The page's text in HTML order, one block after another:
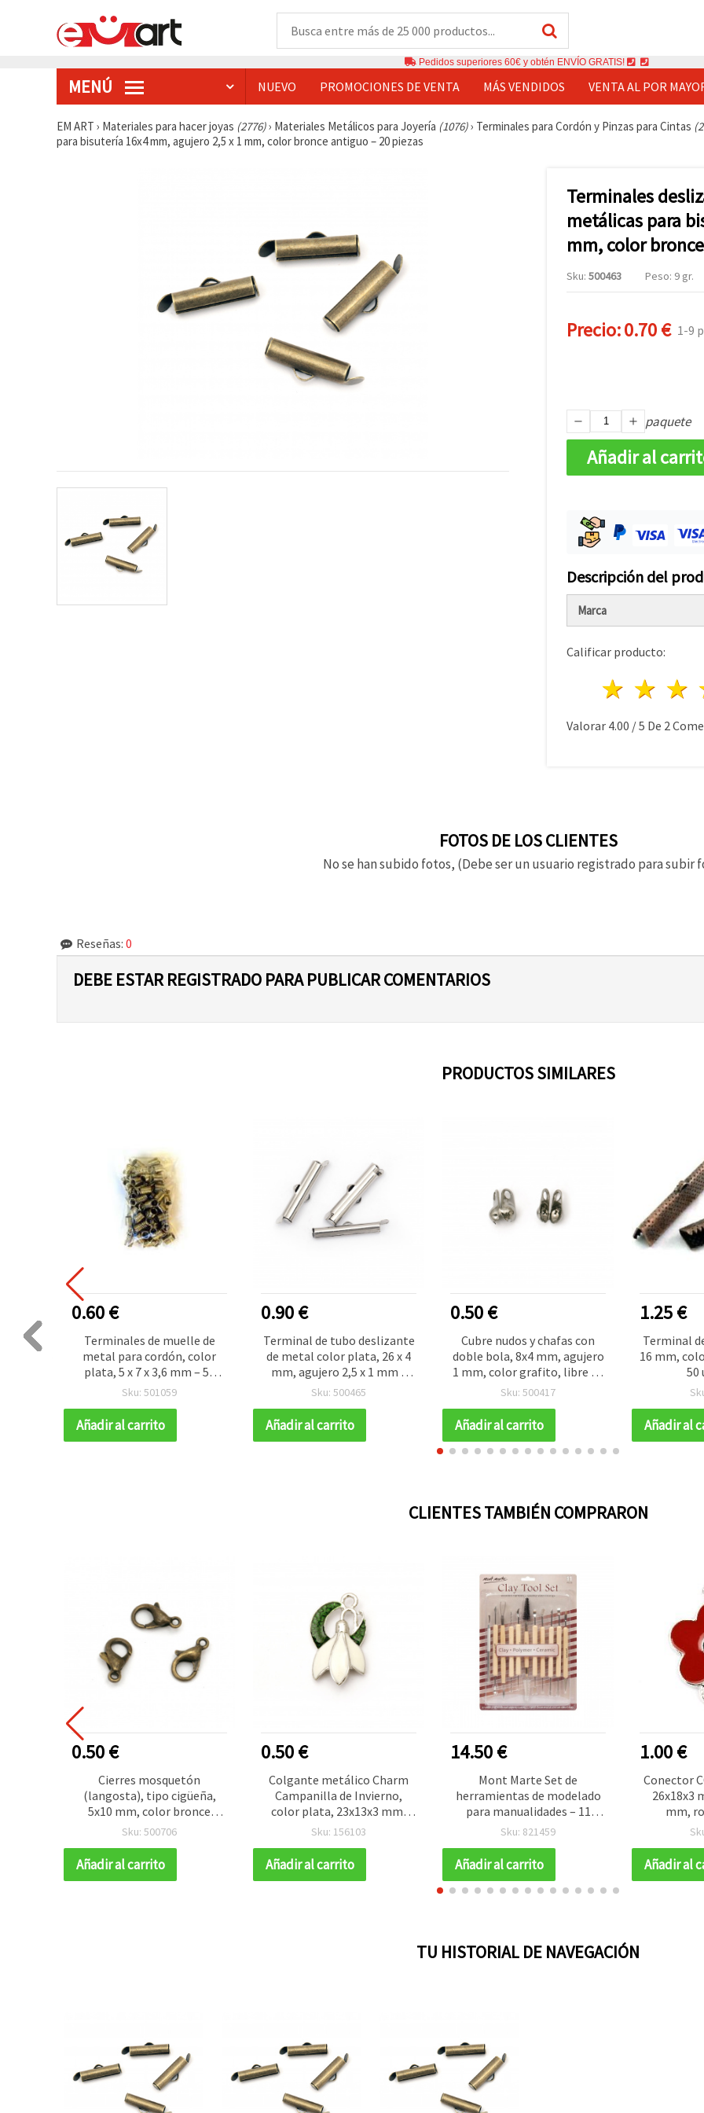
Pedidos superiores 60€ y obtén ENVÍO GRATIS!
MENÚ NUEVO PROMOCIONES DE VENTA MÁS VENDIDOS VENTA AL POR
EM ART › Materiales para hacer joyas (2776)› Materiales Metálicos para Joyería (1076)› Terminales para Cordón y Pinzas para Cintas
para bisutería 16x4 mm, agujero 2,5 x 1 mm, color bronce antiguo – 20 piezas
Terminales
metálicas para
mm, color
Sku: 500463 Peso: 9 gr.
Precio:0.70 € 1-9
paquete
Añadir al
Descripción del
Marca
Calificar producto:
2
1
Valorar 4.00 /5 De 2
FOTOS DE LOS CLIENTES
No se han subido fotos, (Debe ser un usuario registrado para subir
Reseñas: 0
DEBE ESTAR REGISTRADO PARA PUBLICAR COMENTARIOS
PRODUCTOS SIMILARES
de
0.60 €
Terminales de muelle de
metal para cordón, color
plata, 5 x 7 x 3,6 mm – 50
piezas
Sku: 501059
Añadir al carrito
0.90 €
Terminal de tubo deslizante
de metal color plata, 26 x 4
mm, agujero 2,5 x 1 mm –
Suministros para bisutería y
Sku: 500465
Añadir al carrito
0.50 €
Cubre nudos y chafas con
doble bola, 8x4 mm, agujero
1 mm, color grafito, libre de
níquel (NF) - 50 uds
Sku: 500417
Añadir al carrito
1.25 €
Terminal
16 mm,
50
Añadir al
CLIENTES TAMBIÉN COMPRARON
0.50 €
Cierres mosquetón
(langosta), tipo cigüeña,
5x10 mm, color bronce
antiguo - 10 piezas
Sku: 500706
Añadir al carrito
0.50 €
Colgante metálico Charm
Campanilla de Invierno,
color plata, 23x13x3 mm,
agujero 1,5 mm - 2 piezas
Sku: 156103
Añadir al carrito
14.50 €
Mont Marte Set de
herramientas de modelado
para manualidades – 11
piezas con 21 puntas
Sku: 821459
Añadir al carrito
1.00 €
Conector
26x18x3
mm,
Añadir al
TU HISTORIAL DE NAVEGACIÓN